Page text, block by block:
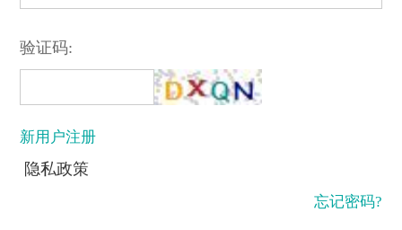
验证码:
新用户注册
隐私政策
忘记密码?